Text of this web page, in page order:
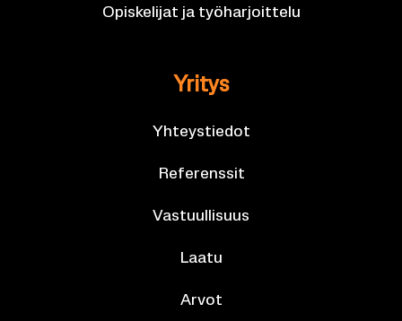
Opis­ke­li­jat ja työ­har­joit­te­lu
Yri­tys
Yh­teys­tie­dot
Re­fe­rens­sit
Vas­tuul­li­suus
Laatu
Arvot